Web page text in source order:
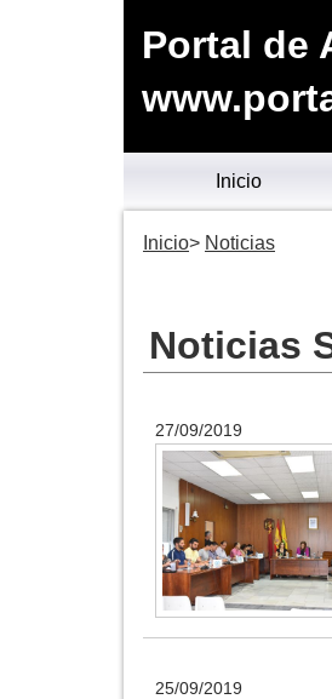
Portal de
Inicio
Inicio Noticias
Noticias
27/09/2019
25/09/2019